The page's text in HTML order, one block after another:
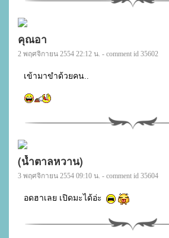
คุณอา
2 พฤศจิกายน 2554 22:12 น. - comment id 35602
เข้ามาขำด้วยคน..
(น้ำตาลหวาน)
3 พฤศจิกายน 2554 09:10 น. - comment id 35604
อดฮาเลย เปิดมะได้อ่ะ